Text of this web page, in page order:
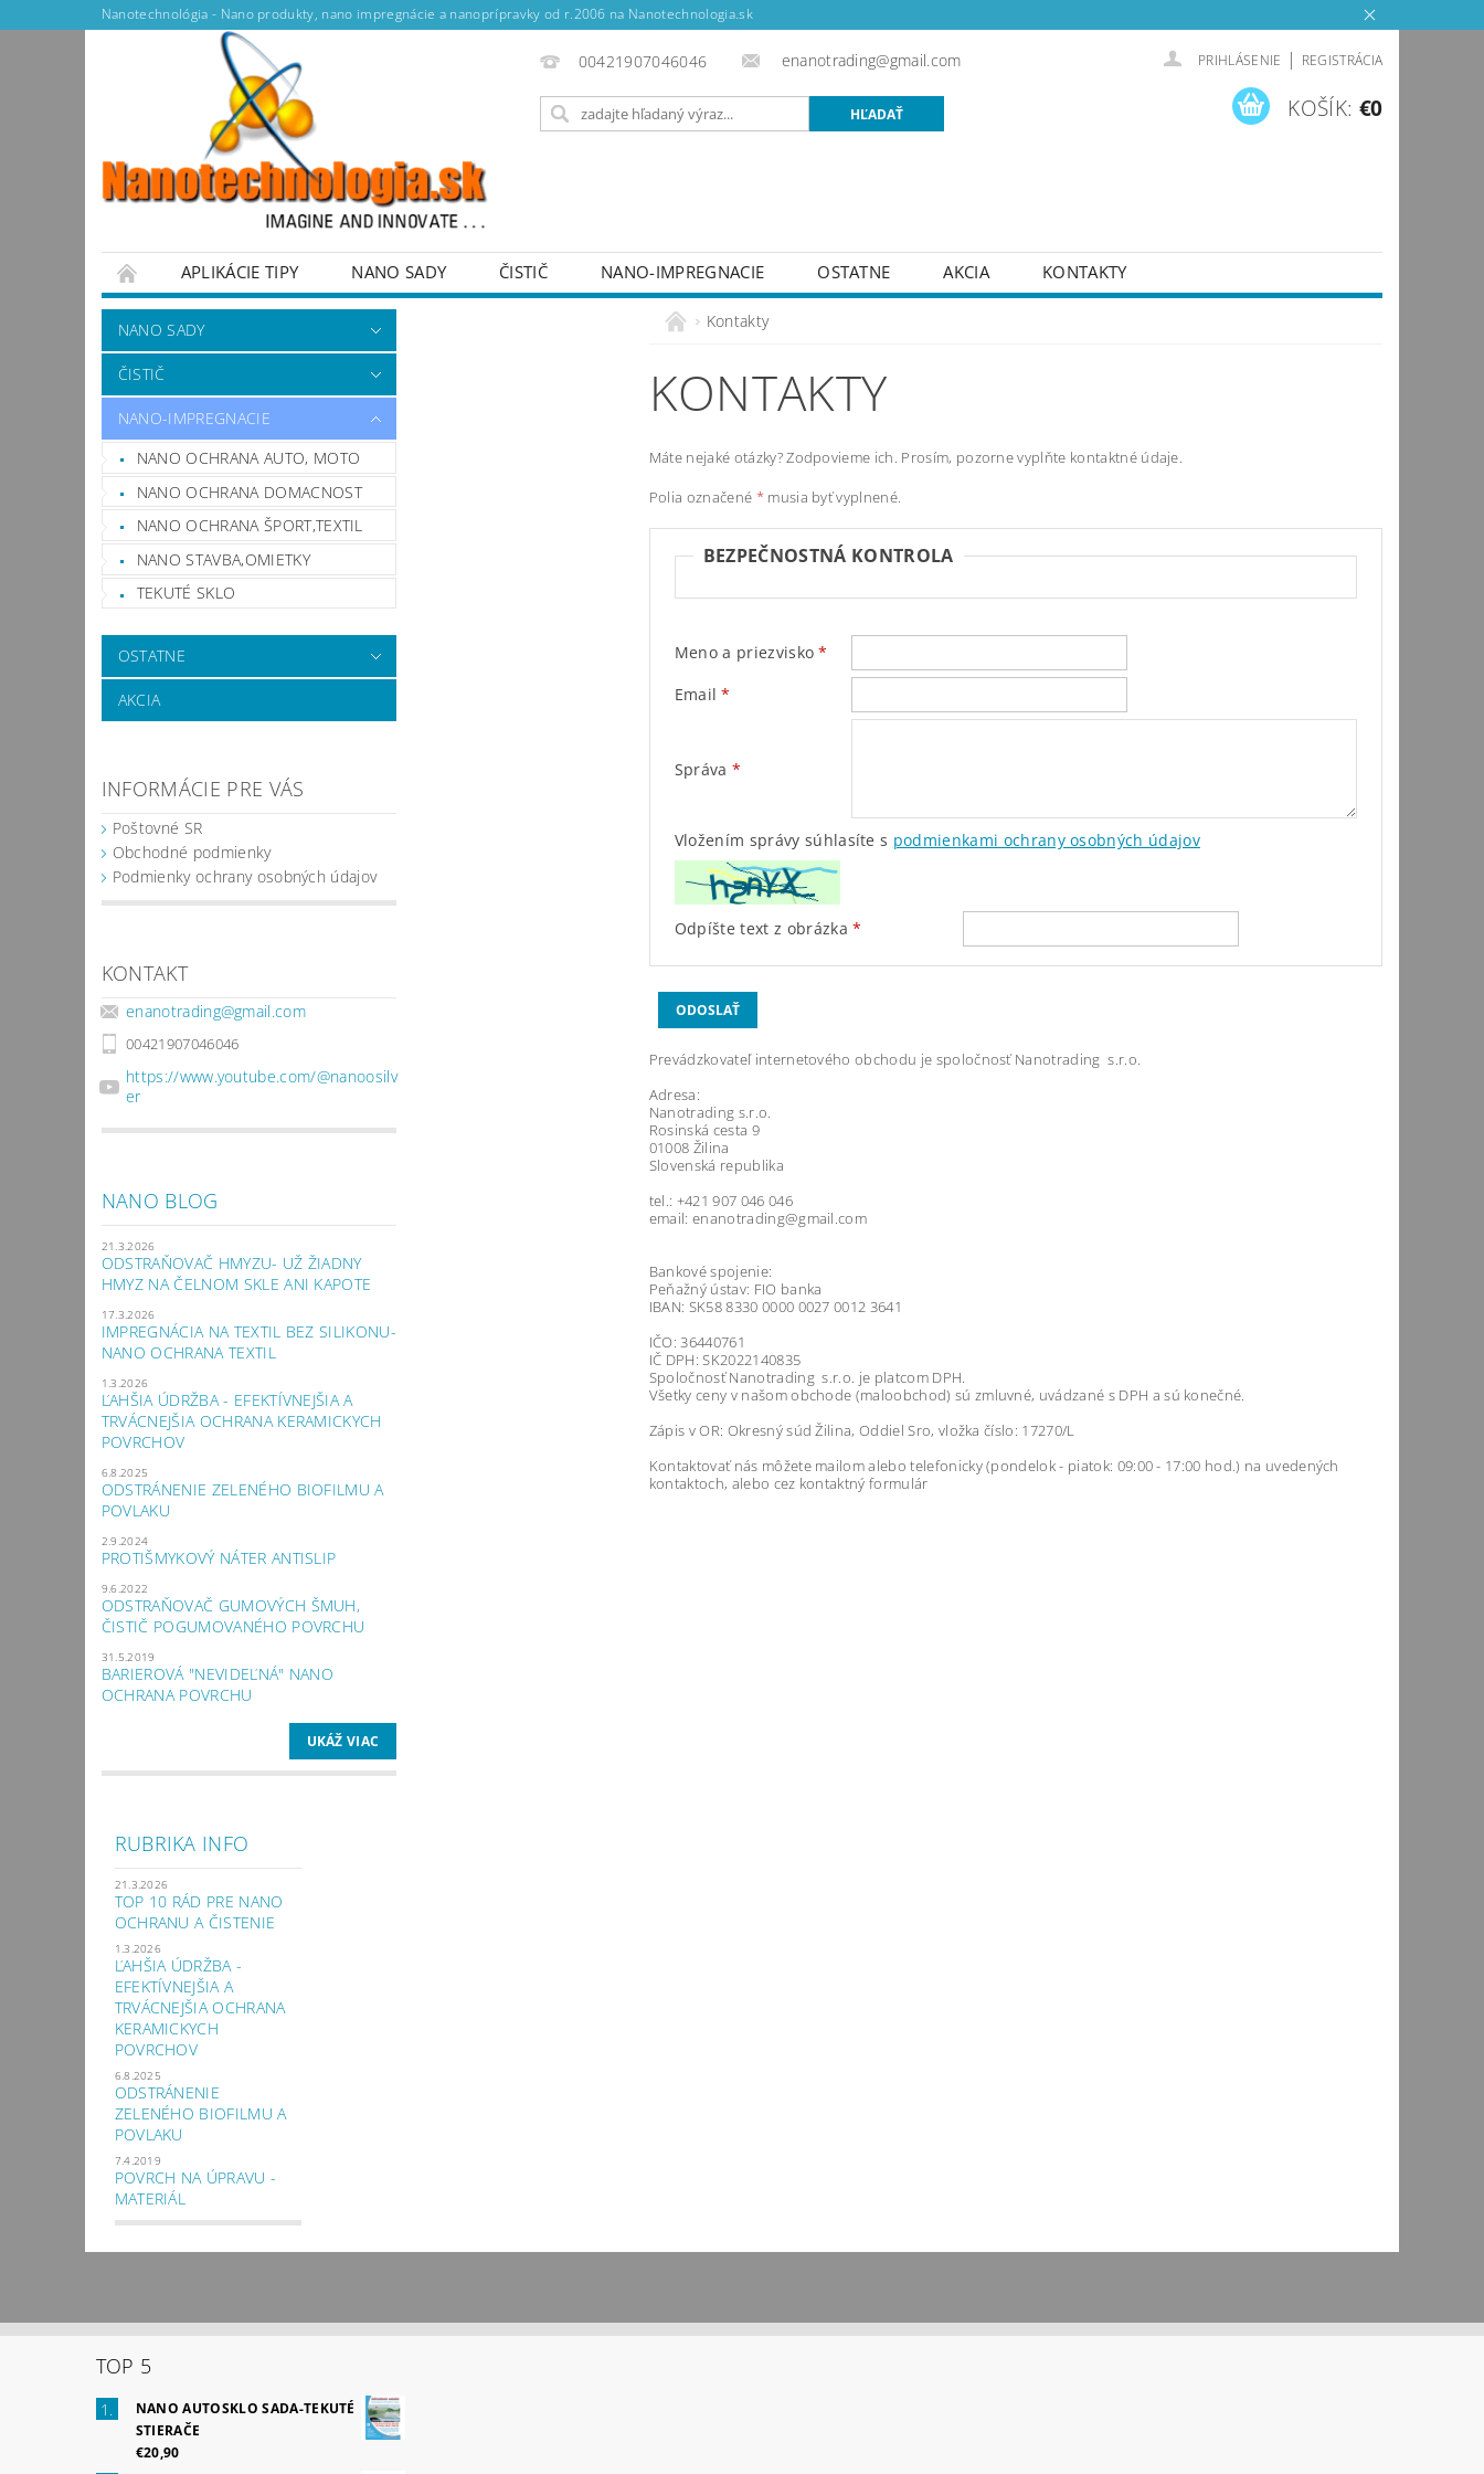
Nanotechnológia - Nano produkty, nano impregnácie a nanoprípravky od r.2006 na Nanotechnologia.sk
00421907046046 enanotrading@gmail.com PRIHLÁSENIE | REGISTRÁCIA
KOŠÍK: €0
APLIKÁCIE TIPY NANO SADY ČISTIČ NANO-IMPREGNACIE OSTATNE AKCIA KONTAKTY
NANO SADY
ČISTIČ
NANO-IMPREGNACIE
NANO OCHRANA AUTO, MOTO
NANO OCHRANA DOMACNOST
NANO OCHRANA ŠPORT,TEXTIL
NANO STAVBA,OMIETKY
TEKUTÉ SKLO
OSTATNE
AKCIA
INFORMÁCIE PRE VÁS
Poštovné SR
Obchodné podmienky
Podmienky ochrany osobných údajov
KONTAKT
enanotrading@gmail.com
00421907046046
https://www.youtube.com/@nanoosilv
er
NANO BLOG
21.3.2026
ODSTRAŇOVAČ HMYZU- UŽ ŽIADNY
HMYZ NA ČELNOM SKLE ANI KAPOTE
17.3.2026
IMPREGNÁCIA NA TEXTIL BEZ SILIKONU-
NANO OCHRANA TEXTIL
1.3.2026
ĽAHŠIA ÚDRŽBA - EFEKTÍVNEJŠIA A
TRVÁCNEJŠIA OCHRANA KERAMICKYCH
POVRCHOV
6.8.2025
ODSTRÁNENIE ZELENÉHO BIOFILMU A
POVLAKU
2.9.2024
PROTIŠMYKOVÝ NÁTER ANTISLIP
9.6.2022
ODSTRAŇOVAČ GUMOVÝCH ŠMUH,
ČISTIČ POGUMOVANÉHO POVRCHU
31.5.2019
BARIEROVÁ "NEVIDEĽNÁ" NANO
OCHRANA POVRCHU
UKÁŽ VIAC
Kontakty
KONTAKTY
Máte nejaké otázky? Zodpovieme ich. Prosím, pozorne vyplňte kontaktné údaje.
Polia označené *musia byť vyplnené.
BEZPEČNOSTNÁ KONTROLA
Meno a priezvisko
Email
Správa
Vložením správy súhlasíte s podmienkami ochrany osobných údajov
Odpíšte text z obrázka
Prevádzkovateľ internetového obchodu je spoločnosť Nanotrading s.r.o.
Adresa:
Nanotrading s.r.o.
Rosinská cesta 9
01008 Žilina
Slovenská republika
tel.: +421 907 046 046
email: enanotrading@gmail.com
Bankové spojenie:
Peňažný ústav: FIO banka
IBAN: SK58 8330 0000 0027 0012 3641
IČO: 36440761
IČ DPH: SK2022140835
Spoločnosť Nanotrading s.r.o. je platcom DPH.
Všetky ceny v našom obchode (maloobchod) sú zmluvné, uvádzané s DPH a sú konečné.
Zápis v OR: Okresný súd Žilina, Oddiel Sro, vložka číslo: 17270/L
Kontaktovať nás môžete mailom alebo telefonicky (pondelok - piatok: 09:00 - 17:00 hod.) na uvedených
kontaktoch, alebo cez kontaktný formulár
RUBRIKA INFO
21.3.2026
TOP 10 RÁD PRE NANO
OCHRANU A ČISTENIE
1.3.2026
ĽAHŠIA ÚDRŽBA -
EFEKTÍVNEJŠIA A
TRVÁCNEJŠIA OCHRANA
KERAMICKYCH
POVRCHOV
6.8.2025
ODSTRÁNENIE
ZELENÉHO BIOFILMU A
POVLAKU
7.4.2019
POVRCH NA ÚPRAVU -
MATERIÁL
TOP 5
NANO AUTOSKLO SADA-TEKUTÉ
STIERAČE
€20,90